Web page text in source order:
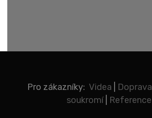
Pro zákazníky: Videa Doprava
soukromí| Reference